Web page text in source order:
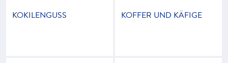
KOKILENGUSS KOFFER UND KÄFIGE